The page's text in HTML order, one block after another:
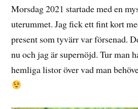
Morsdag 2021 startade med en
uterummet. Jag fick ett fint kort
present som tyvärr var försenad.
nu och jag är supernöjd. Tur man
hemliga listor över vad man